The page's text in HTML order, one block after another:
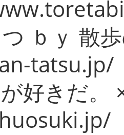
ｂｙ 散
tatsu.jp/
好きだ。